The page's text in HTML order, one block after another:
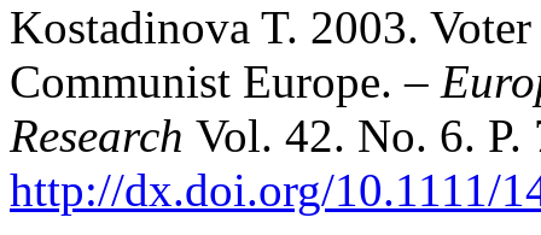
Kostadinova T. 2003.
Communist Europe. –
Research Vol. 42. No. 6. P.
http://dx.doi.org/10.1111/